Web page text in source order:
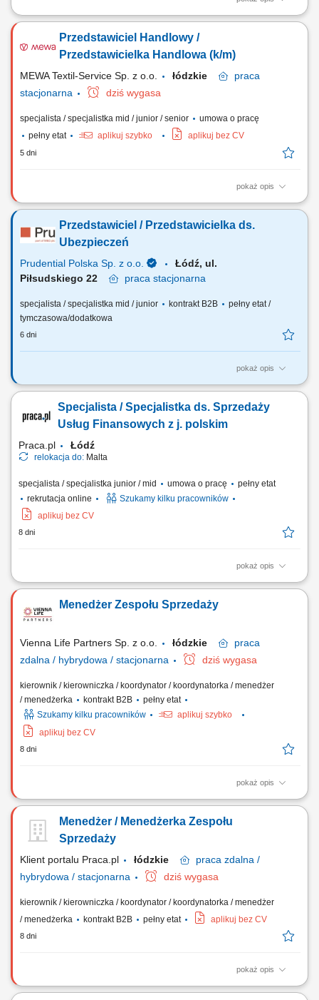
Samodzielne docieranie do sektora przedsiębiorstw i doradztwo w
kompetencji doradczych zmierzający do samodzielnego zarządzania
pełnym portfolio usług bankowych. Prowadzenie rozmów handlowych
Przedstawiciel Handlowy /
Przedstawicielka Handlowa (k/m)
MEWA Textil-Service Sp. z o.o. łódzkie
praca
stacjonarna
dziś wygasa
specjalista / specjalistka mid / junior / senior
umowa o pracę
pełny etat
aplikuj szybko aplikuj bez CV
5 dni
pokaż opis
Dodatkowe informacje: System wynagrodzeń: stała podstawa
laptop: tak Typ klienta: B2B Zakres obowiązków: Aktywne pozyskiwanie
nowych klientów Realizowanie planów sprzedażowych Samodzielne
Przedstawiciel / Przedstawicielka ds.
Ubezpieczeń
Prudential Polska Sp. z o.o.
Łódź, ul.
Piłsudskiego 22
praca stacjonarna
specjalista / specjalistka mid / junior kontrakt B2B
pełny etat /
tymczasowa/dodatkowa
6 dni
pokaż opis
Twój zakres obowiązków: budowanie własnego biznesu przy wsparciu
organizacja własnej aktywności i kalendarza spotkań.
Specjalista / Specjalistka ds. Sprzedaży
Usług Finansowych z j. polskim
Praca.pl Łódź
relokacja do: Malta
specjalista / specjalistka junior / mid umowa o pracę
pełny etat
rekrutacja online
Szukamy kilku pracowników
aplikuj bez CV
8 dni
pokaż opis
Zakres obowiązków: Telefoniczny kontakt z klientami zainteresowanymi
edukacji finansowej. Budowanie długofalowych relacji z klientami.
Pozyskiwanie nowych klientów i rozwijanie współpracy z partnerami
Menedżer Zespołu Sprzedaży
Vienna Life Partners Sp. z o.o. łódzkie
praca
zdalna / hybrydowa / stacjonarna
dziś wygasa
kierownik / kierowniczka / koordynator / koordynatorka / menedżer
/ menedżerka
kontrakt B2B
pełny etat
Szukamy kilku pracowników
aplikuj szybko
aplikuj bez CV
8 dni
pokaż opis
Twój zakres obowiązków: Twoim zadaniem będzie prowadzenie
Będziesz zarządzał/a podległym zespołem Doradców
Ubezpieczeniowych. Będziesz odpowiedzialny/a za wdrożenie
Menedżer / Menedżerka Zespołu
Sprzedaży
Klient portalu Praca.pl łódzkie praca zdalna /
hybrydowa / stacjonarna
dziś wygasa
kierownik / kierowniczka / koordynator / koordynatorka / menedżer
/ menedżerka
kontrakt B2B pełny etat aplikuj bez CV
8 dni
pokaż opis
Rekrutacja i budowa zespołu Doradców Ubezpieczeniowych.